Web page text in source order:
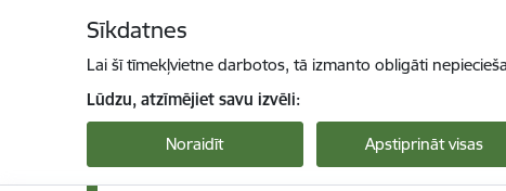
Sīkdatnes
Lai šī tīmekļvietne darbotos, tā izmanto obligāti
Lūdzu, atzīmējiet savu izvēli:
Noraidīt Apstiprināt visas